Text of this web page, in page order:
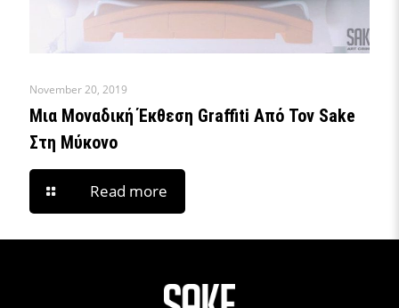
November 20, 2019
Μια Μοναδική Έκθεση Graffiti Από Τον Sake
Στη Μύκονο
Read more